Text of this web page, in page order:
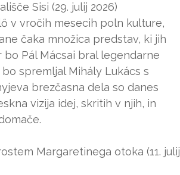
Sisi (29. julij 2026)
v vročih mesecih poln kulture,
čaka množica predstav, ki jih
Pál Mácsai bral legendarne
spremljal Mihály Lukács s
brezčasna dela so danes
vizija idej, skritih v njih, in
Margaretinega otoka (11. julij